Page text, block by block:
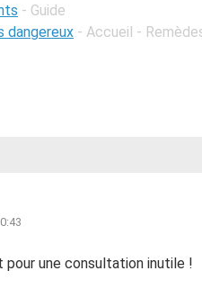
- Guide
dangereux - Accueil -
pour une consultation inutile !